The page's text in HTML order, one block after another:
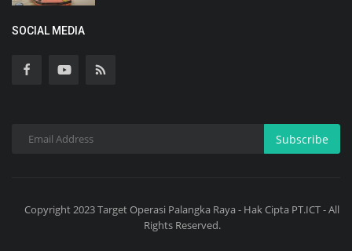
SOCIAL MEDIA
Subscribe
Copyright 2023 Target Operasi Palangka Raya - Hak Cipta PT.ICT - All
Rights Reserved.